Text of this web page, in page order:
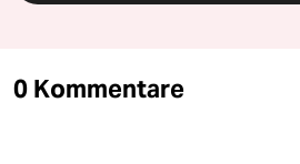
0 Kommentare